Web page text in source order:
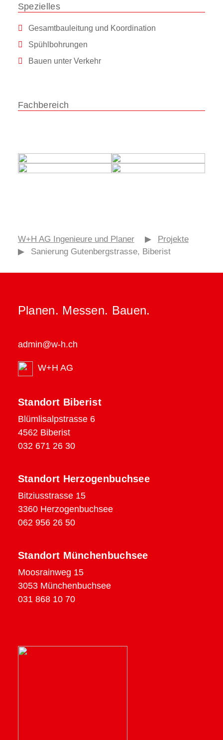
Spezielles
Gesamtbauleitung und Koordination
Spühlbohrungen
Bauen unter Verkehr
Fachbereich
W+H AG Ingenieure und Planer ▶
Projekte
▶
Sanierung Gutenbergstrasse, Biberist
Planen. Messen. Bauen.
admin@w-h.ch
W+H AG
Standort Biberist
Blümlisalpstrasse 6
4562 Biberist
032 671 26 30
Standort Herzogenbuchsee
Bitziusstrasse 15
3360 Herzogenbuchsee
062 956 26 50
Standort Münchenbuchsee
Moosrainweg 15
3053 Münchenbuchsee
031 868 10 70